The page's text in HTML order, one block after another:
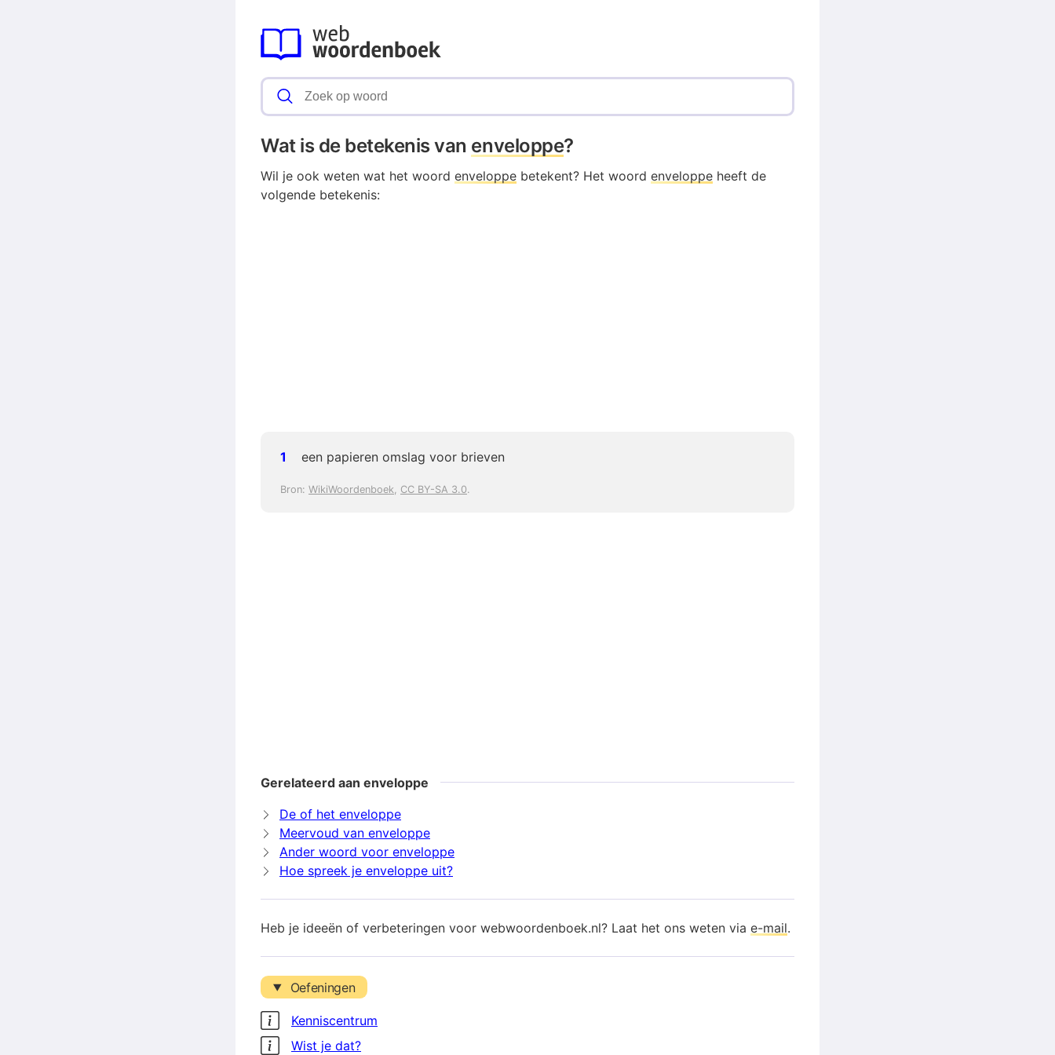
Wat is de betekenis van enveloppe?
Wil je ook weten wat het woord enveloppe betekent? Het woord enveloppe heeft de
volgende betekenis:
een papieren omslag voor brieven
Bron: WikiWoordenboek, CC BY-SA 3.0.
Gerelateerd aan enveloppe
De of het enveloppe
Meervoud van enveloppe
Ander woord voor enveloppe
Hoe spreek je enveloppe uit?
Heb je ideeën of verbeteringen voor webwoordenboek.nl? Laat het ons weten via e-mail.
Oefeningen
Kenniscentrum
Wist je dat?